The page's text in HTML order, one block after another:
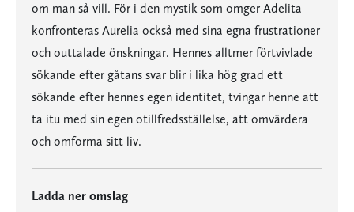
om man så vill. För i den mystik som omger Adelita
konfronteras Aurelia också med sina egna frustrationer
och outtalade önskningar. Hennes alltmer förtvivlade
sökande efter gåtans svar blir i lika hög grad ett
sökande efter hennes egen identitet, tvingar henne att
ta itu med sin egen otillfredsställelse, att omvärdera
och omforma sitt liv.
Ladda ner omslag